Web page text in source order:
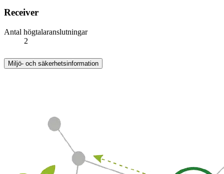
Receiver
Antal högtalaranslutningar
2
Miljö- och säkerhetsinformation